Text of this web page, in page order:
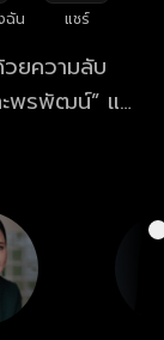
ฉัน แชร์
ยความลับ
พรพัฒน์” และ
ดงสุดปัง